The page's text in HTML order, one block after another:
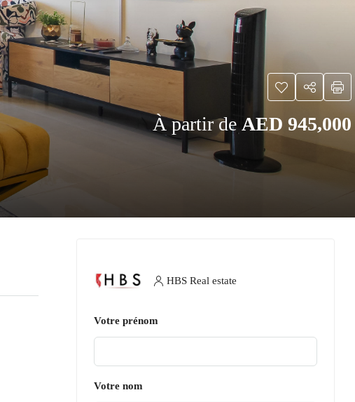
À partir de AED 945,000
HBS Real estate
Votre prénom
Votre nom